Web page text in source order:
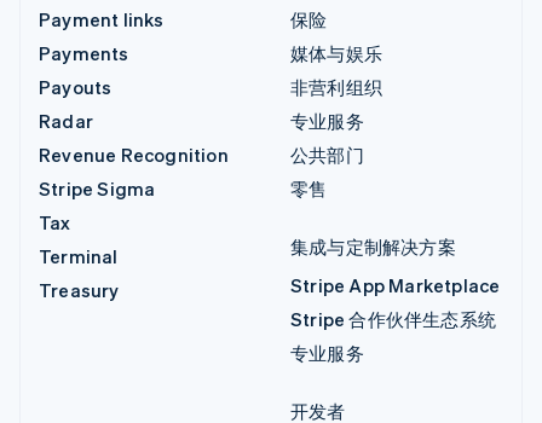
Payment links
Payments
Payouts
Radar
Revenue Recognition
Stripe Sigma
Tax
Terminal
Treasury
保险
媒体与娱乐
非营利组织
专业服务
公共部门
零售
集成与定制解决方案
Stripe App Marketplace
Stripe 合作伙伴生态系统
专业服务
开发者